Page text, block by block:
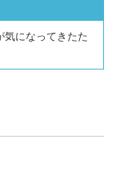
気になってきたた